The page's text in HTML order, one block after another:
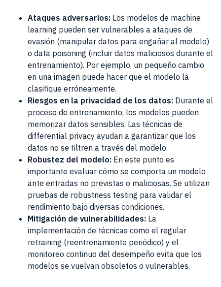
Ataques adversarios: Los modelos de machine
learning pueden ser vulnerables a ataques de
evasión (manipular datos para engañar al modelo)
o data poisoning (incluir datos maliciosos durante el
entrenamiento). Por ejemplo, un pequeño cambio
en una imagen puede hacer que el modelo la
clasifique erróneamente.
Riesgos en la privacidad de los datos: Durante el
proceso de entrenamiento, los modelos pueden
memorizar datos sensibles. Las técnicas de
differential privacy ayudan a garantizar que los
datos no se filtren a través del modelo.
Robustez del modelo: En este punto es
importante evaluar cómo se comporta un modelo
ante entradas no previstas o maliciosas. Se utilizan
pruebas de robustness testing para validar el
rendimiento bajo diversas condiciones.
Mitigación de vulnerabilidades: La
implementación de técnicas como el regular
retraining (reentrenamiento periódico) y el
monitoreo continuo del desempeño evita que los
modelos se vuelvan obsoletos o vulnerables.